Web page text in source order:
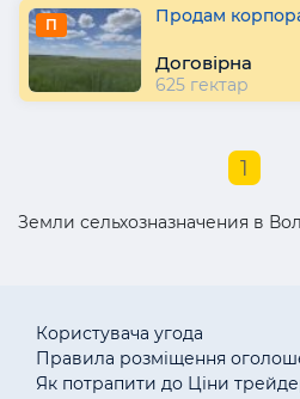
П Продам
Договірна
625 гектар
1
Земли сельхозназначения в
Користувача угода
Правила розміщення
Як потрапити до Ціни